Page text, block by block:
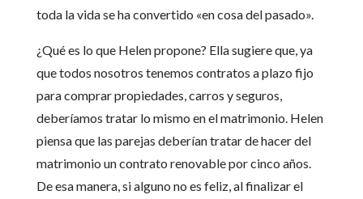
toda la vida se ha convertido «en cosa del pasado».
¿Qué es lo que Helen propone? Ella sugiere que, ya
que todos nosotros tenemos contratos a plazo fijo
para comprar propiedades, carros y seguros,
deberíamos tratar lo mismo en el matrimonio. Helen
piensa que las parejas deberían tratar de hacer del
matrimonio un contrato renovable por cinco años.
De esa manera, si alguno no es feliz, al finalizar el